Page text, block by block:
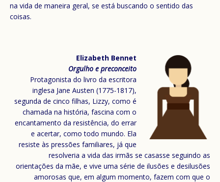
na vida de maneira geral, se está buscando o sentido das
coisas.
Elizabeth Bennet
Orgulho e preconceito
Protagonista do livro da escritora
inglesa Jane Austen (1775-1817),
segunda de cinco filhas, Lizzy, como é
chamada na história, fascina com o
encantamento da resistência, do errar
e acertar, como todo mundo. Ela
resiste às pressões familiares, já que
resolveria a vida das irmãs se casasse seguindo as
orientações da mãe, e vive uma série de ilusões e desilusões
amorosas que, em algum momento, fazem com que o